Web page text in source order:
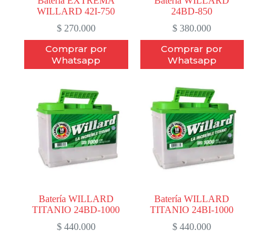
WILLARD 42I-750
$270.000
Comprar por
Whatsapp
24BD-850
$ 380.000
Comprar por
Whatsapp
Batería WILLARD
TITANIO 24BD-1000
$440.000
Batería WILLARD
TITANIO 24BI-1000
$ 440.000